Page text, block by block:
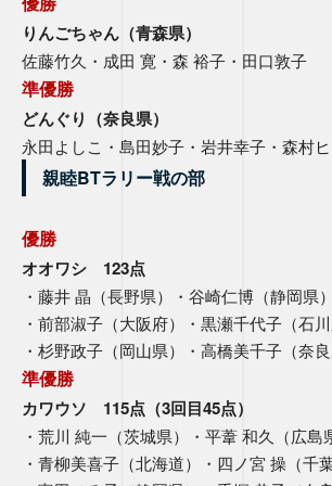
りんごちゃん（青森県）
佐藤竹久・成田 寛・森 裕子・田口敦子
準優勝
どんぐり（奈良県）
永田よしこ・島田妙子・岩井幸子・森村
親睦BTラリー戦の部
優勝
オオワシ 123点
・藤井 晶（長野県）・谷崎仁博（静岡県）
・前部淑子（大阪府）・黒瀬千代子（石川
・杉野政子（岡山県）・高橋美千子（奈良
準優勝
カワウソ 115点（3回目45点）
・荒川 純一（茨城県）・平葦 和久（広島
・青柳美喜子（北海道）・四ノ宮 操（千葉